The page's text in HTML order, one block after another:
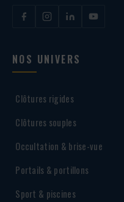
NOS UNIVERS
Clôtures rigides
Clôtures souples
Occultation & brise-vue
Portails & portillons
Sport & piscines